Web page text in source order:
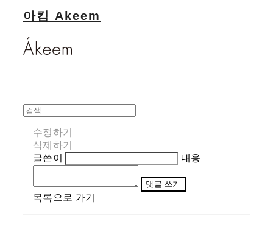
아킴 Akeem
수정하기
삭제하기
글쓴이
내용
댓글 쓰기
목록으로 가기